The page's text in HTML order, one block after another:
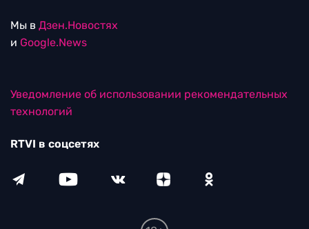
Мы в Дзен.Новостях
и Google.News
Уведомление об использовании рекомендательных
технологий
RTVI в соцсетях